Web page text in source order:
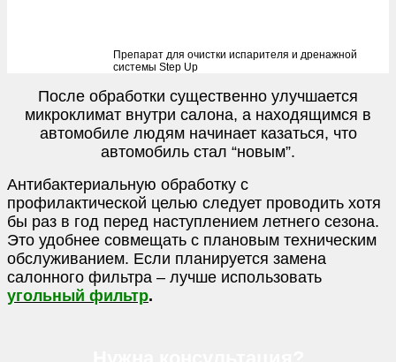
Препарат для очистки испарителя и дренажной
системы Step Up
После обработки существенно улучшается
микроклимат внутри салона, а находящимся в
автомобиле людям начинает казаться, что
автомобиль стал “новым”.
Антибактериальную обработку с
профилактической целью следует проводить хотя
бы раз в год перед наступлением летнего сезона.
Это удобнее совмещать с плановым техническим
обслуживанием. Если планируется замена
салонного фильтра – лучше использовать
угольный фильтр.